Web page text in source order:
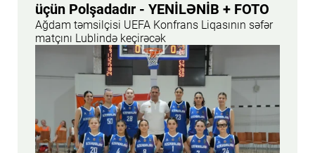
üçün Polşadadır - YENİLƏNİB + FOTO
Ağdam təmsilçisi UEFA Konfrans Liqasının səfər
matçını Lublində keçirəcək